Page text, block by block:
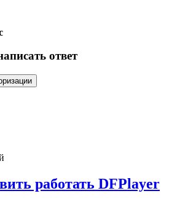
ответ
работать DFPlayer